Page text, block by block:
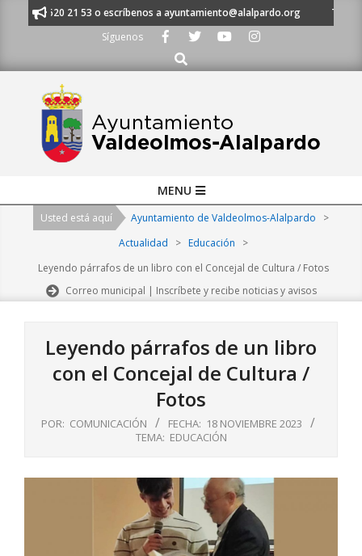
al 91 620 21 53 o escríbenos a ayuntamiento@alalpardo.org
TE
Síguenos
Buscar
Navigation
MENU
Usted está aquí Ayuntamiento de Valdeolmos-Alalpardo
>
Actualidad
> Educación
>
Leyendo párrafos de un libro con el Concejal de Cultura / Fotos
Correo municipal | Inscríbete y recibe noticias y avisos
Leyendo párrafos de un libro
con el Concejal de Cultura /
Fotos
POR: COMUNICACIÓN FECHA: 18 NOVIEMBRE 2023
TEMA: EDUCACIÓN